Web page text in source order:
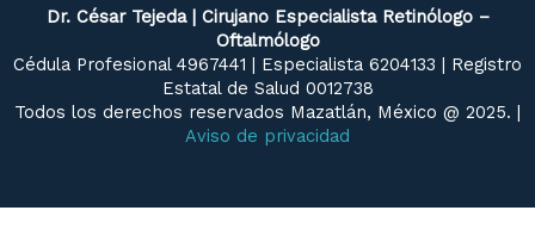
Dr. César Tejeda | Cirujano Especialista Retinólogo –
Oftalmólogo
Cédula Profesional 4967441 | Especialista 6204133 | Registro
Estatal de Salud 0012738
Todos los derechos reservados Mazatlán, México @ 2025. |
Aviso de privacidad